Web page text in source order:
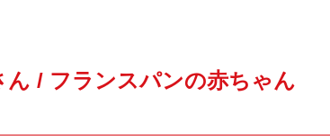
/ フランスパンの赤ちゃん